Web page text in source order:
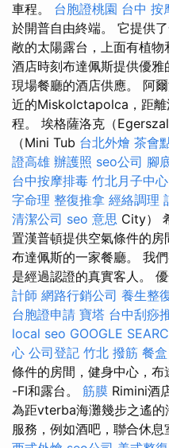
車程。 台胞證桃園 台中 按
於開普自由終端。 它提供
敞的太陽露台，上面有植
酒店時刻布達佩斯提供優
現場餐廳的酒店供應。 阿
近的Miskolctapolca，距離
程。 埃格薩洛克（
（Mini Tub 台北外燴 茶會
證高雄 辦護照 seo公司 腳
台中按摩排毒 竹北月子中心
字命理 整復推拿 經絡調理
清潔公司 seo 意思 City）
置漢普頓提供空氣條件的
布達佩斯的一家餐廳。 我
是經過認證的真實客人。
計師 網路行銷公司 養生整
台胞證申請 寶塔 台中刮痧
local seo GOOGLE
心 公司登記 竹北 撥筋 餐盒
條件的房間，健身中心，
-FI和露台。 筋膜 Rimini酒
為距vterba海灘幾步之遙
服務，例如酒吧，聯合休